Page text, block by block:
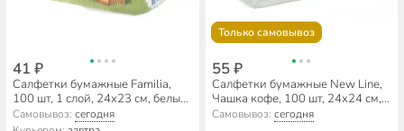
41 ₽
Салфетки бумажные Familia,
100 шт, 1 слой, 24х23 см, белые,
5039302
Самовывоз:сегодня
Только самовывоз
55 ₽
Салфетки бумажные New Line,
Чашка кофе, 100 шт, 24х24 см, в
ассортименте
Самовывоз: сегодня